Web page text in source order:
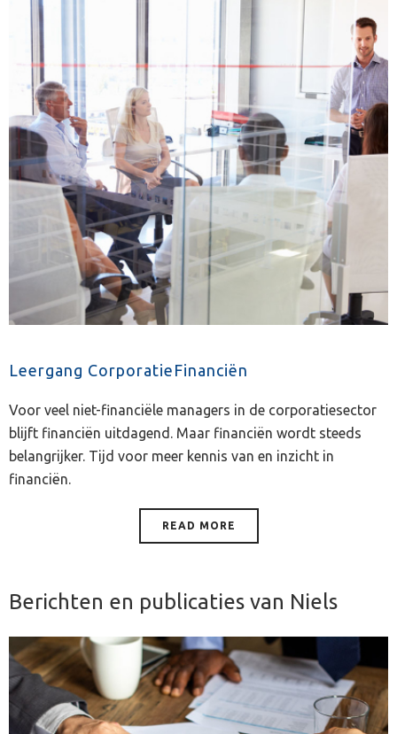
Leergang CorporatieFinanciën
Voor veel niet-financiële managers in de corporatiesector
blijft financiën uitdagend. Maar financiën wordt steeds
belangrijker. Tijd voor meer kennis van en inzicht in
financiën.
READ MORE
Berichten en publicaties van Niels